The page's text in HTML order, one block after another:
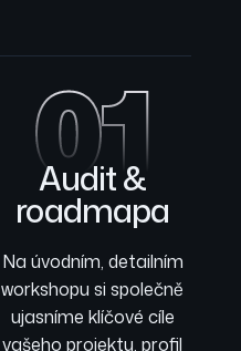
01
Audit &
roadmapa
Na úvodním, detailním
workshopu si společně
ujasníme klíčové cíle
vašeho projektu, profil